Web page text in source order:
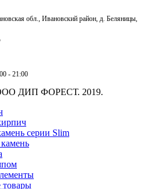
обл., Ивановский район, д. Беляницы,
- 21:00
ООО ДИП ФОРЕСТ. 2019.
серии Slim